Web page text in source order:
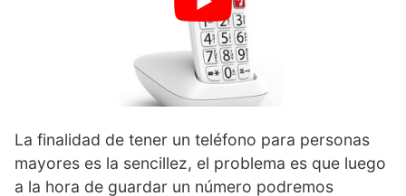
La finalidad de tener un teléfono para personas
mayores es la sencillez, el problema es que luego
a la hora de guardar un número podremos